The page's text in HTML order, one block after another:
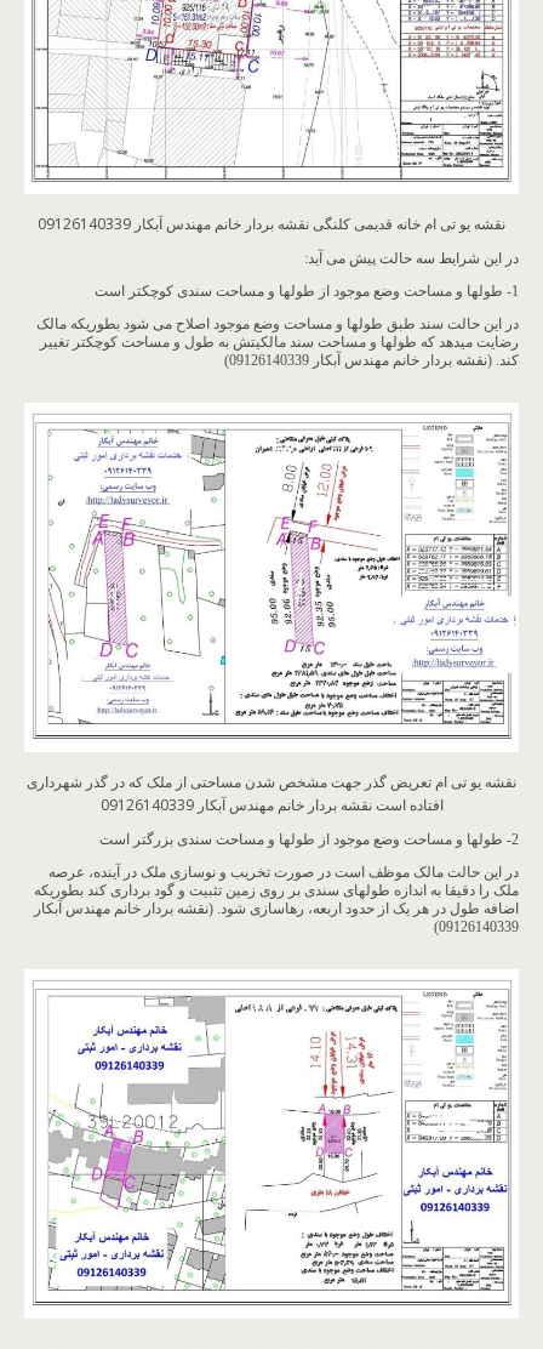
نقشه یو تی ام خانه قدیمی کلنگی نقشه بردار خانم مهندس آبکار 09126140339
در این شرایط سه حالت پیش می آید:
1- طولها و مساحت وضع موجود از طولها و مساحت سندی کوچکتر است
در این حالت سند طبق طولها و مساحت وضع موجود اصلاح می شود بطوریکه مالک
رضایت میدهد که طولها و مساحت سند مالکیتش به طول و مساحت کوچکتر تغییر
کند. (نقشه بردار خانم مهندس آبکار 09126140339)
نقشه یو تی ام تعریض گذر جهت مشخص شدن مساحتی از ملک که در گذر شهرداری
افتاده است نقشه بردار خانم مهندس آبکار 09126140339
2- طولها و مساحت وضع موجود از طولها و مساحت سندی بزرگتر است
در این حالت مالک موظف است در صورت تخریب و نوسازی ملک در آینده، عرصه
ملک را دقیقا به اندازه طولهای سندی بر روی زمین تثبیت و گود برداری کند بطوریکه
اضافه طول در هر یک از حدود اربعه، رهاسازی شود. (نقشه بردار خانم مهندس آبکار
09126140339)